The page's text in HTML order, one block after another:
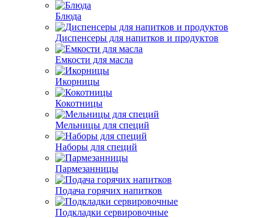
Блюда
Диспенсеры для напитков и продуктов
Емкости для масла
Икорницы
Кокотницы
Мельницы для специй
Наборы для специй
Пармезанницы
Подача горячих напитков
Подкладки сервировочные